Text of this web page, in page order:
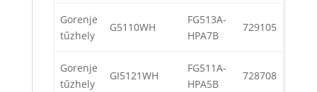
Gorenje
tűzhely
G5110WH
FG513A-
HPA7B
729105
Gorenje
tűzhely
GI5121WH
FG511A-
HPA5B
728708